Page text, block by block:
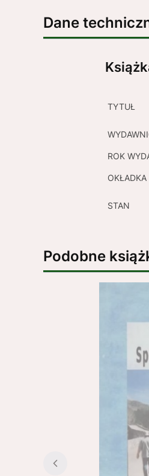
Dane
TYTUŁ
ROK
OKŁADKA
STAN
Podobne